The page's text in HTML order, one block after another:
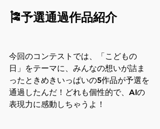
🎏予選通過作品紹介
今回のコンテストでは、「こどもの
日」をテーマに、みんなの想いが詰ま
ったときめきいっぱいの5作品が予選を
通過したんだ！どれも個性的で、AIの
表現力に感動しちゃうよ！